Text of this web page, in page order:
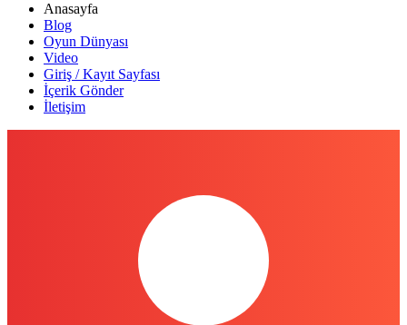
Anasayfa
Blog
Oyun Dünyası
Video
Giriş / Kayıt Sayfası
İçerik Gönder
İletişim